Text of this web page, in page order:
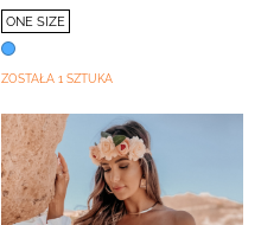
ONE SIZE
ZOSTAŁA 1 SZTUKA